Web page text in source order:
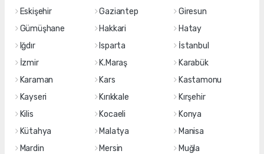
Eskişehir
Gaziantep
Giresun
Gümüşhane
Hakkari
Hatay
Iğdır
Isparta
İstanbul
İzmir
K.Maraş
Karabük
Karaman
Kars
Kastamonu
Kayseri
Kırıkkale
Kırşehir
Kilis
Kocaeli
Konya
Kütahya
Malatya
Manisa
Mardin
Mersin
Muğla